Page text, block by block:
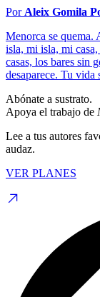
Por Aleix Gomila
Menorca se quema.
isla, mi isla, mi
casas, los bares sin
desaparece. Tu vida
Abónate a sustrato.
Apoya el trabajo de
Lee a tus autores
audaz.
VER PLANES